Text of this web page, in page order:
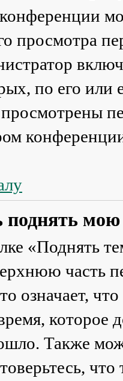
просмотра
по его
поднять мою
«Поднять
часть
означает,
которое
Также